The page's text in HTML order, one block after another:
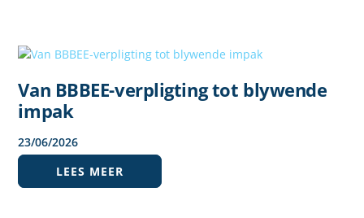
Van BBBEE-verpligting tot blywende
impak
23/06/2026
LEES MEER